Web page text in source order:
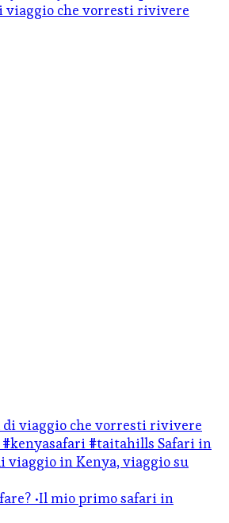
viaggio che vorresti rivivere
•Il mio primo safari in